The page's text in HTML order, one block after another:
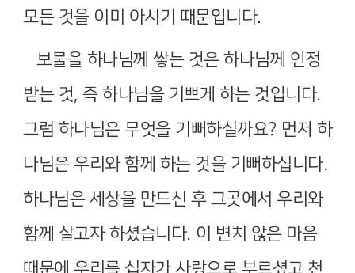
모든 것을 이미 아시기 때문입니다.
보물을 하나님께 쌓는 것은 하나님께 인정
받는 것, 즉 하나님을 기쁘게 하는 것입니다.
그럼 하나님은 무엇을 기뻐하실까요? 먼저 하
나님은 우리와 함께 하는 것을 기뻐하십니다.
하나님은 세상을 만드신 후 그곳에서 우리와
함께 살고자 하셨습니다. 이 변치 않은 마음
때문에 우리를 십자가 사랑으로 부르셨고 천